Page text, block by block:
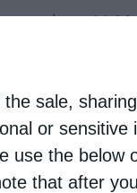
sale,
or sensitive
use the below
that after
11
εορτής της
του εν